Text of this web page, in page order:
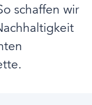
schaffen wir